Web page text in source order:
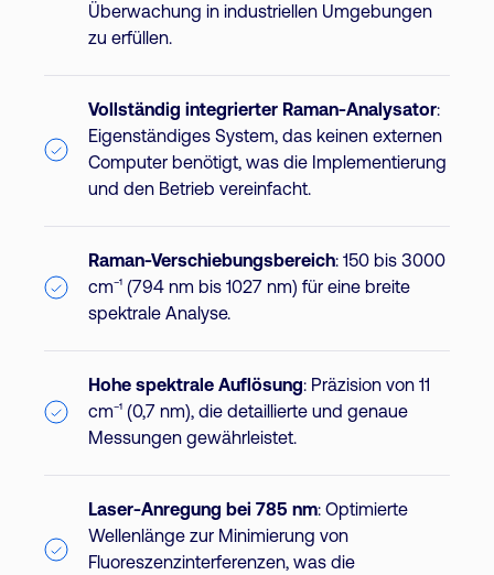
Überwachung in industriellen Umgebungen
zu erfüllen.
Vollständig integrierter Raman-Analysator:
Eigenständiges System, das keinen externen
Computer benötigt, was die Implementierung
und den Betrieb vereinfacht.
Raman-Verschiebungsbereich: 150 bis 3000
cm⁻¹ (794 nm bis 1027 nm) für eine breite
spektrale Analyse.
Hohe spektrale Auflösung: Präzision von 11
cm⁻¹ (0,7 nm), die detaillierte und genaue
Messungen gewährleistet.
Laser-Anregung bei 785 nm: Optimierte
Wellenlänge zur Minimierung von
Fluoreszenzinterferenzen, was die